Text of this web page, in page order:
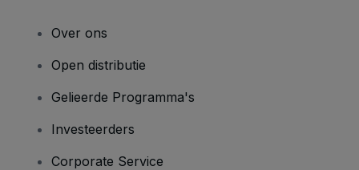
Over ons
Open distributie
Gelieerde Programma's
Investeerders
Corporate Service